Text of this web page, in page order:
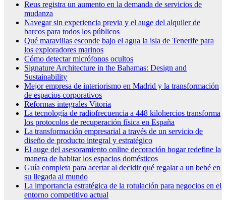
Reus registra un aumento en la demanda de servicios de
mudanza
Navegar sin experiencia previa y el auge del alquiler de
barcos para todos los públicos
Qué maravillas esconde bajo el agua la isla de Tenerife para
los exploradores marinos
Cómo detectar micrófonos ocultos
Signature Architecture in the Bahamas: Design and
Sustainability
Mejor empresa de interiorismo en Madrid y la transformación
de espacios corporativos
Reformas integrales Vitoria
La tecnología de radiofrecuencia a 448 kilohercios transforma
los protocolos de recuperación física en España
La transformación empresarial a través de un servicio de
diseño de producto integral y estratégico
El auge del asesoramiento online decoración hogar redefine la
manera de habitar los espacios domésticos
Guía completa para acertar al decidir qué regalar a un bebé en
su llegada al mundo
La importancia estratégica de la rotulación para negocios en el
entorno competitivo actual